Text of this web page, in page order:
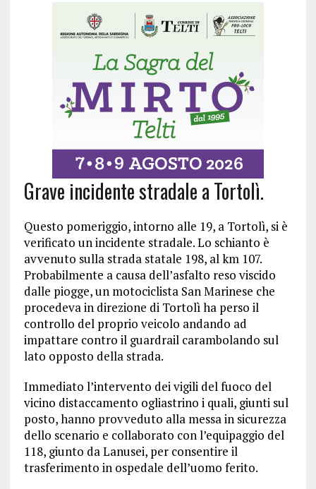
Grave incidente stradale a Tortolì.
Questo pomeriggio, intorno alle 19, a Tortolì, si è
verificato un incidente stradale. Lo schianto è
avvenuto sulla strada statale 198, al km 107.
Probabilmente a causa dell’asfalto reso viscido
dalle piogge, un motociclista San Marinese che
procedeva in direzione di Tortolì ha perso il
controllo del proprio veicolo andando ad
impattare contro il guardrail carambolando sul
lato opposto della strada.
Immediato l’intervento dei vigili del fuoco del
vicino distaccamento ogliastrino i quali, giunti sul
posto, hanno provveduto alla messa in sicurezza
dello scenario e collaborato con l’equipaggio del
118, giunto da Lanusei, per consentire il
trasferimento in ospedale dell’uomo ferito.